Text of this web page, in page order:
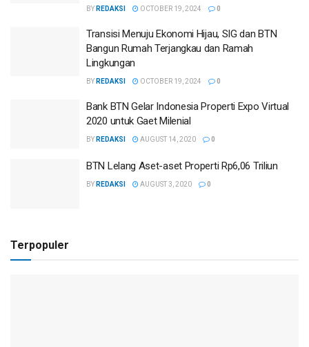
BY REDAKSI OCTOBER 19, 2024 0
Transisi Menuju Ekonomi Hijau, SIG dan BTN
Bangun Rumah Terjangkau dan Ramah
Lingkungan
BY REDAKSI OCTOBER 19, 2024 0
Bank BTN Gelar Indonesia Properti Expo Virtual
2020 untuk Gaet Milenial
BY REDAKSI AUGUST 14, 2020 0
BTN Lelang Aset-aset Properti Rp6,06 Triliun
BY REDAKSI AUGUST 3, 2020 0
Terpopuler